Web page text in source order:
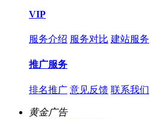
VIP
服务介绍 服务对比 建站服务
推广服务
排名推广 意见反馈 联系我们
黄金广告